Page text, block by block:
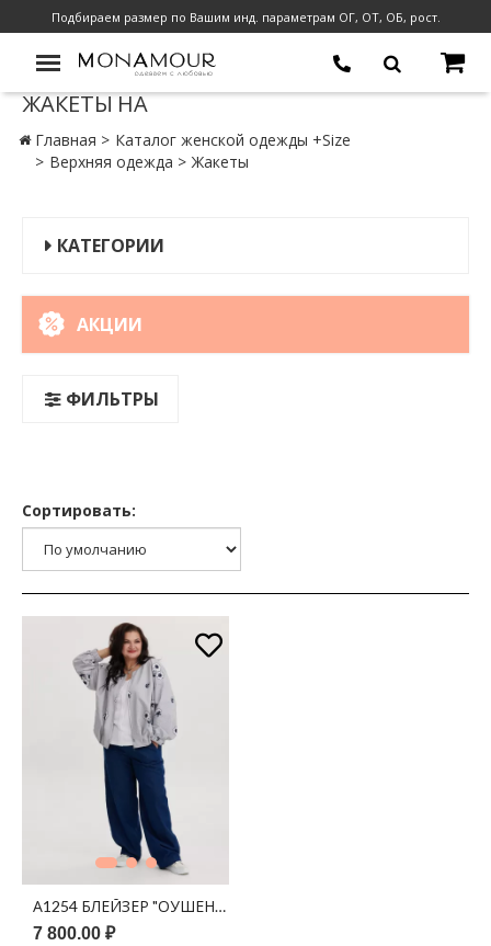
Подбираем размер по Вашим инд. параметрам ОГ, ОТ, ОБ, рост.
ЖАКЕТЫ НА
Главная
Каталог женской одежды +Size
Верхняя одежда
Жакеты
КАТЕГОРИИ
АКЦИИ
ФИЛЬТРЫ
Сортировать:
А1254 БЛЕЙЗЕР "ОУШЕН" ТЕМНО-СИНИЙ ПРИНТ ЦВЕТЫ
7 800.00 ₽